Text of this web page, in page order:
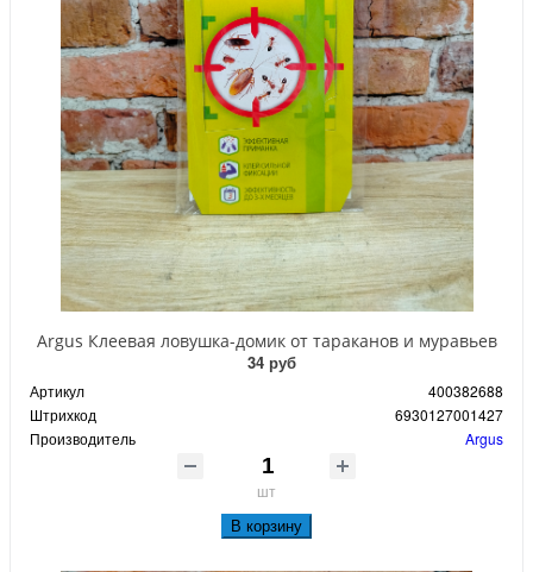
Argus Клеевая ловушка-домик от тараканов и муравьев
34 руб
Артикул
400382688
Штрихкод
6930127001427
Производитель
Argus
шт
В корзину